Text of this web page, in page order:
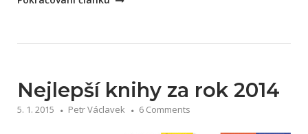
Nejlepší knihy za rok 2014
5. 1. 2015 Petr Václavek 6 Comments